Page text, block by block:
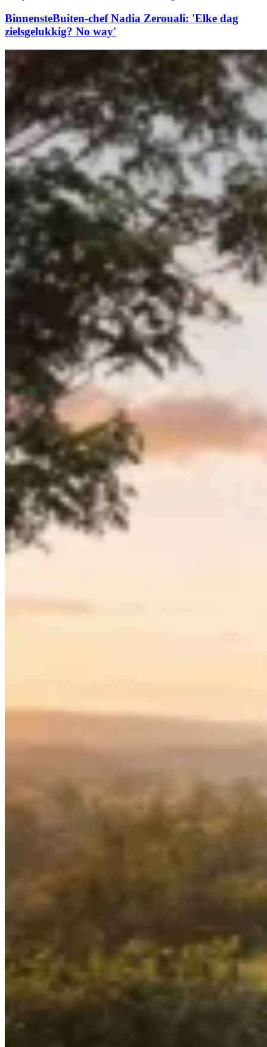
BinnensteBuiten-chef Nadia Zerouali: 'Elke dag
zielsgelukkig? No way'